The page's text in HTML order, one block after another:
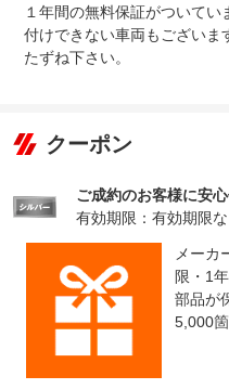
１年間の無料保証がついて
付けできない車両もございま
たずね下さい。
クーポン
ご成約のお客様に安
有効期限：有効期限な
メーカ
限・1
部品が
5,000